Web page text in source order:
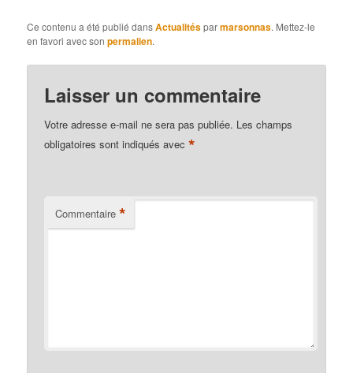
Ce contenu a été publié dansActualitésparmarsonnas. Mettez-le
en favori avec sonpermalien.
Laisser un commentaire
Votre adresse e-mail ne sera pas publiée. Les champs
obligatoires sont indiqués avec*
Commentaire *